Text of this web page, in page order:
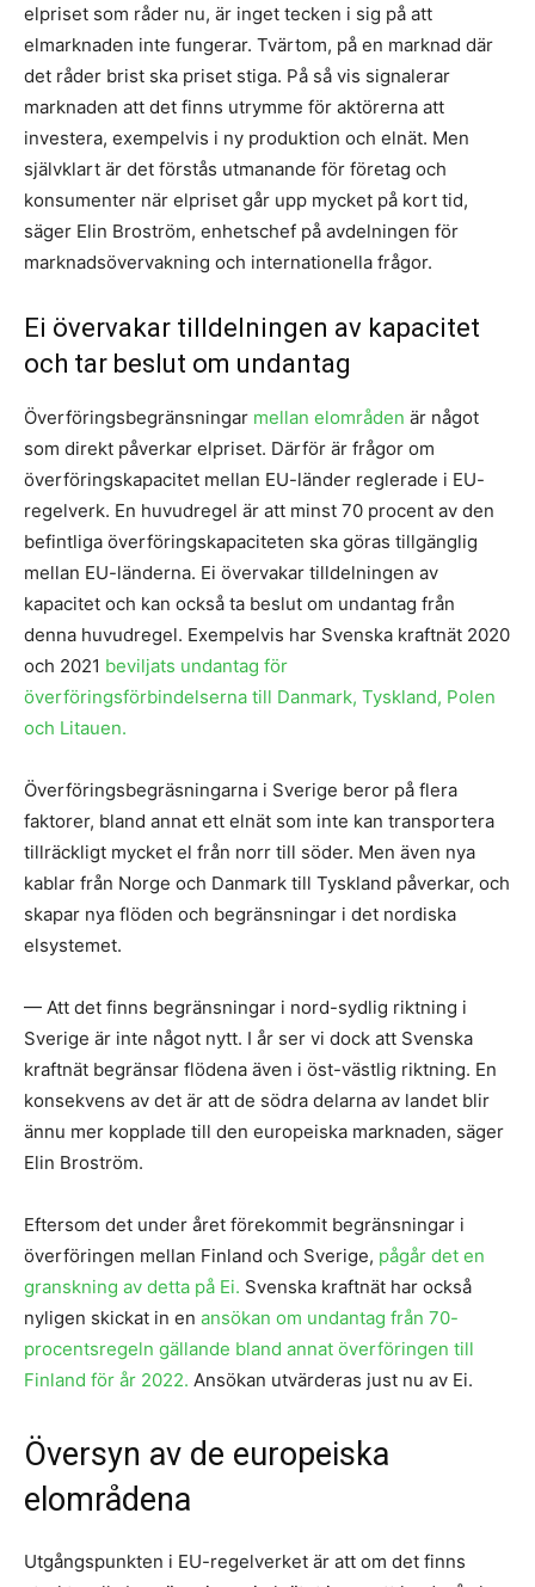
elpriset som råder nu, är inget tecken i sig på att
elmarknaden inte fungerar. Tvärtom, på en marknad där
det råder brist ska priset stiga. På så vis signalerar
marknaden att det finns utrymme för aktörerna att
investera, exempelvis i ny produktion och elnät. Men
självklart är det förstås utmanande för företag och
konsumenter när elpriset går upp mycket på kort tid,
säger Elin Broström, enhetschef på avdelningen för
marknadsövervakning och internationella frågor.
Ei övervakar tilldelningen av kapacitet
och tar beslut om undantag
Överföringsbegränsningar mellan elområden är något
som direkt påverkar elpriset. Därför är frågor om
överföringskapacitet mellan EU-länder reglerade i EU-
regelverk. En huvudregel är att minst 70 procent av den
befintliga överföringskapaciteten ska göras tillgänglig
mellan EU-länderna. Ei övervakar tilldelningen av
kapacitet och kan också ta beslut om undantag från
denna huvudregel. Exempelvis har Svenska kraftnät 2020
och 2021 beviljats undantag för
överföringsförbindelserna till Danmark, Tyskland, Polen
och Litauen.
Överföringsbegräsningarna i Sverige beror på flera
faktorer, bland annat ett elnät som inte kan transportera
tillräckligt mycket el från norr till söder. Men även nya
kablar från Norge och Danmark till Tyskland påverkar, och
skapar nya flöden och begränsningar i det nordiska
elsystemet.
— Att det finns begränsningar i nord-sydlig riktning i
Sverige är inte något nytt. I år ser vi dock att Svenska
kraftnät begränsar flödena även i öst-västlig riktning. En
konsekvens av det är att de södra delarna av landet blir
ännu mer kopplade till den europeiska marknaden, säger
Elin Broström.
Eftersom det under året förekommit begränsningar i
överföringen mellan Finland och Sverige, pågår det en
granskning av detta på Ei. Svenska kraftnät har också
nyligen skickat in en ansökan om undantag från 70-
procentsregeln gällande bland annat överföringen till
Finland för år 2022. Ansökan utvärderas just nu av Ei.
Översyn av de europeiska
elområdena
Utgångspunkten i EU-regelverket är att om det finns